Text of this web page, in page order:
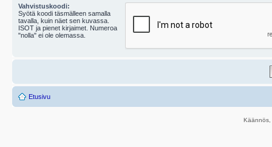
Vahvistuskoodi:
Syötä koodi täsmälleen samalla
tavalla, kuin näet sen kuvassa.
ISOT ja pienet kirjaimet. Numeroa
"nolla" ei ole olemassa.
Etusivu